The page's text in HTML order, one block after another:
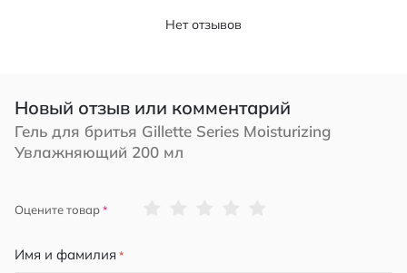
Нет отзывов
Новый отзыв или комментарий
Гель для бритья Gillette Series Moisturizing
Увлажняющий 200 мл
Оцените товар
Имя и фамилия